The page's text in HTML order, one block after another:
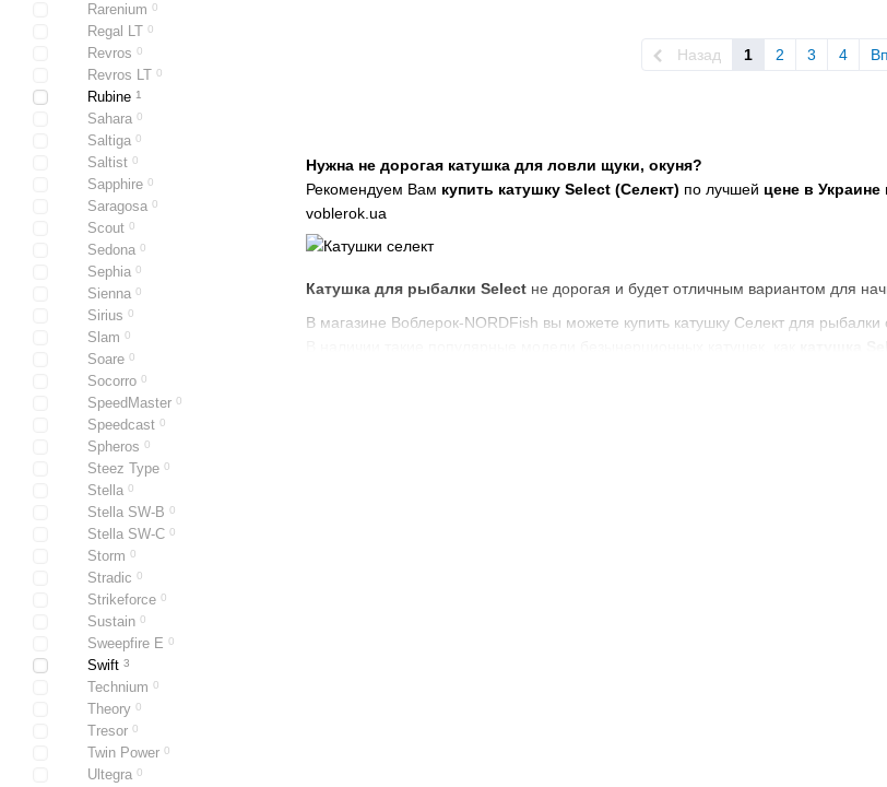
Нужна не дорогая катушка для ловли щуки, окуня?
Рекомендуем Вам купить катушку Select (Селект) по лучшей цене в Украине
voblerok.ua
Катушка для рыбалки Select не дорогая и будет отличным вариантом для
В магазине Воблерок-NORDFish вы можете купить катушку Селект для
Назад 1 2 3 4
Rarenium 0
Regal LT 0
Revros 0
Revros LT 0
Rubine 1
Sahara 0
Saltiga 0
Saltist 0
Sapphire 0
Saragosa 0
Scout 0
Sedona 0
Sephia 0
Sienna 0
Sirius 0
Slam 0
Soare 0
Socorro 0
SpeedMaster 0
Speedcast 0
Spheros 0
Steez Type 0
Stella 0
Stella SW-B 0
Stella SW-C 0
Storm 0
Stradic 0
Strikeforce 0
Sustain 0
Sweepfire E 0
Swift 3
Technium 0
Theory 0
Tresor 0
Twin Power 0
Ultegra 0